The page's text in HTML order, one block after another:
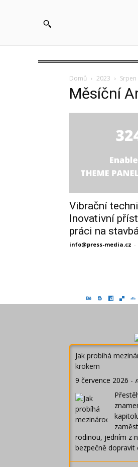
Domů 2023 Srpen
Měsíční
Vibrační
Inovativní
práci na
info@press-media.cz -
Jak probíhá
krokem
9 července 2026 -
rodinou, jedním z
bezpečně